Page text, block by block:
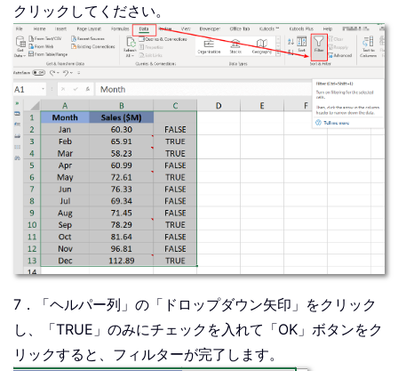
クリックしてください。
7．「ヘルパー列」の「ドロップダウン矢印」をクリック
し、「TRUE」のみにチェックを入れて「OK」ボタンをク
リックすると、フィルターが完了します。